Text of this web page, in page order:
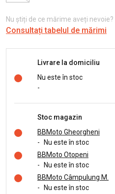
Nu știți de ce mărime aveți nevoie?
Consultați tabelul de mărimi
Livrare la domiciliu
Nu este în stoc
-
Stoc magazin
BBMoto Gheorgheni
-
Nu este în stoc
BBMoto Otopeni
-
Nu este în stoc
BBMoto Câmpulung M.
-
Nu este în stoc